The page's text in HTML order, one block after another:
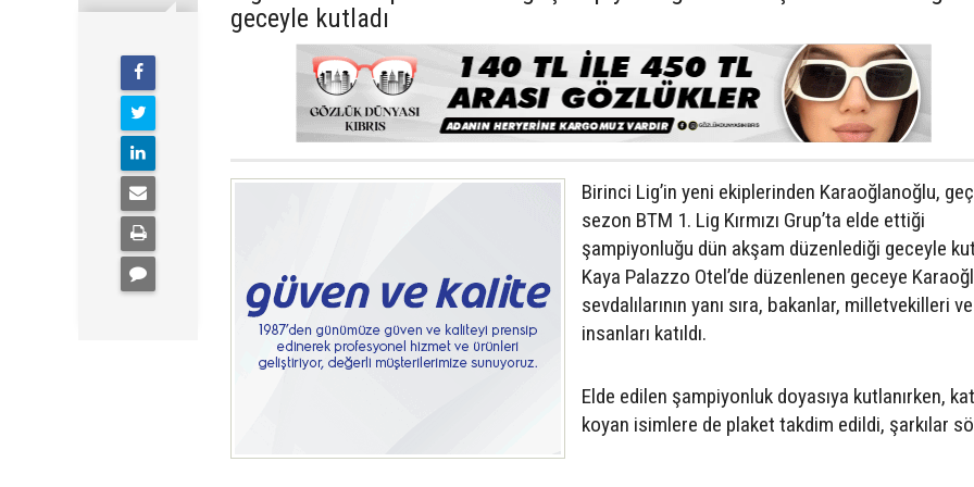
geceyle kutladı
Birinci Lig’in yeni ekiplerinden Karaoğlanoğlu,
sezon BTM 1. Lig Kırmızı Grup’ta elde ettiği
şampiyonluğu dün akşam düzenlediği geceyle
Kaya Palazzo Otel’de düzenlenen geceye
sevdalılarının yanı sıra, bakanlar, milletvekilleri
insanları katıldı.
Elde edilen şampiyonluk doyasıya kutlanırken,
koyan isimlere de plaket takdim edildi, şarkılar